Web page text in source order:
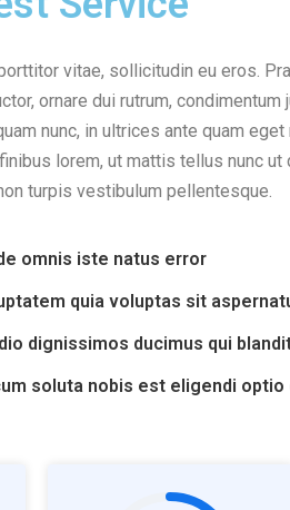
vitae, sollicitudin eu eros.
ornare dui rutrum,
nunc, in ultrices ante quam
lorem, ut mattis tellus nunc ut
turpis vestibulum pellentesque.
omnis iste natus error
quia voluptas sit
dignissimos ducimus qui
soluta nobis est eligendi optio